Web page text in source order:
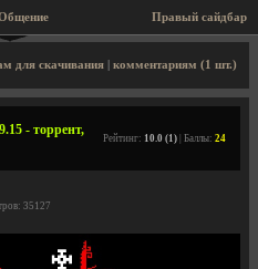
Правый сайдбар
скриншоты, видео
для скачивания комментариям (1 шт.)
- торрент,
Рейтинг: 10.0 (1) | Баллы: 24
35127